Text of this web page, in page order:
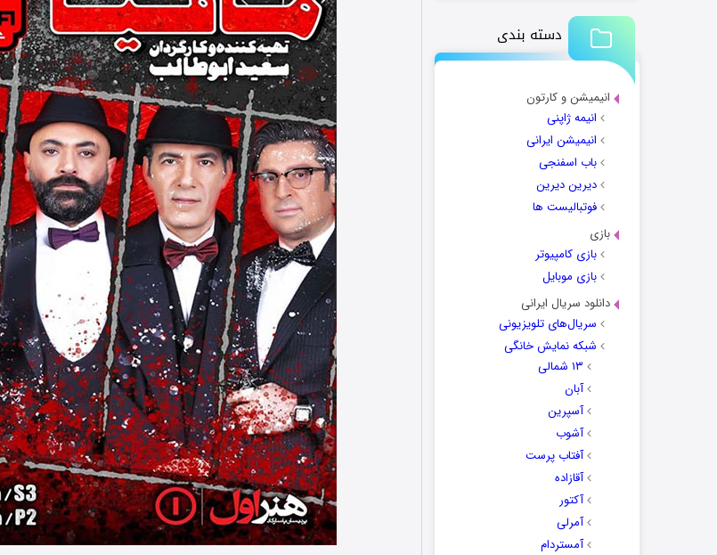
دسته بندی
انیمیشن و کارتون
انیمه ژاپنی
انیمیشن ایرانی
باب اسفنجی
دیرین دیرین
فوتبالیست ها
بازی
بازی کامپیوتر
بازی موبایل
دانلود سریال ایرانی
سریال‌های تلویزیونی
شبکه نمایش خانگی
۱۳ شمالی
آبان
آسپرین
آشوب
آفتاب پرست
آقازاده
آکتور
آمرلی
آمستردام